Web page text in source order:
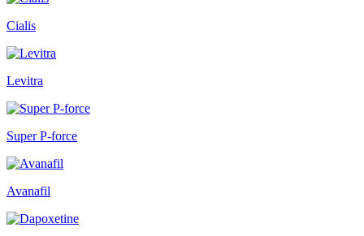
Cialis
Levitra
Super P-force
Avanafil